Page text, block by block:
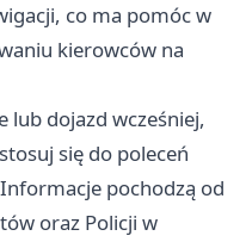
co ma pomóc w
kierowców na
lub dojazd wcześniej,
się do poleceń
pochodzą od
oraz Policji w